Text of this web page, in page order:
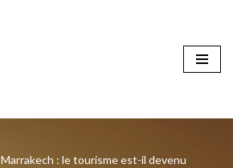
Marrakech : le tourisme est-il devenu